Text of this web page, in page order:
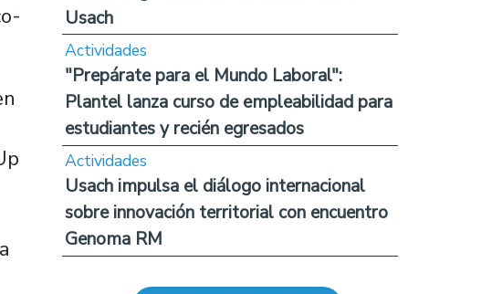
Usach
Actividades
"Prepárate para el Mundo Laboral":
Plantel lanza curso de empleabilidad para
estudiantes y recién egresados
Actividades
Usach impulsa el diálogo internacional
sobre innovación territorial con encuentro
Genoma RM